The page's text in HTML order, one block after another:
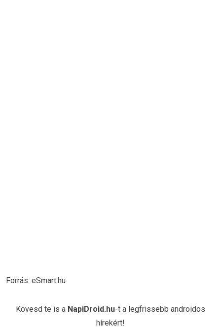
Forrás: eSmart.hu
Kövesd te is a NapiDroid.hu-t a legfrissebb androidos
hírekért!